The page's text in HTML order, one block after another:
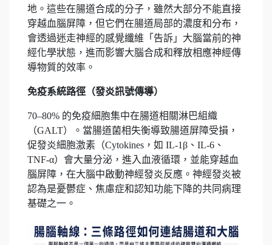
地。這些在腸道合成的分子，雖然大部分不能直接
穿越血腦屏障，但它們在腸道局部的濃度和分布，
會透過迷走神經的感覺纖維「告訴」大腦當前的神
經化學狀態，進而影響大腦合成和釋放相應神經傳
導物質的效率。
免疫系統路徑（發炎訊號傳導）
70–80% 的免疫細胞集中在腸道相關淋巴組織
（GALT）。當腸道菌相失衡導致腸道屏障受損，
促發炎細胞激素（Cytokines，如 IL-1β、IL-6、
TNF-α）會大量分泌，進入血液循環，並能穿越血
腦屏障，在大腦中啟動神經發炎反應。神經發炎被
認為是憂鬱症、焦慮症和認知功能下降的共同病理
基礎之一。